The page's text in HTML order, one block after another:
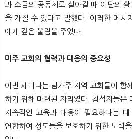
과 소금의 공동체로 살아갈 때 이단의
을 가질 수 있다고 말했다. 이러한 메시
에게 깊은 울림을 주었다.
미주 교회의 협력과 대응의 중요성
이번 세미나는 남가주 지역 교회들이 함
하기 위해 마련된 자리였다. 참석자들은
지속적인 교육과 대응이 필요하다는 데
연합하여 성도들을 보호하기 위한 노력